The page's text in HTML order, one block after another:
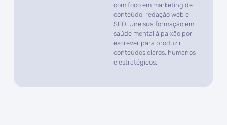
com foco em marketing de
conteúdo, redação web e
SEO. Une sua formação em
saúde mental à paixão por
escrever para produzir
conteúdos claros, humanos
e estratégicos.